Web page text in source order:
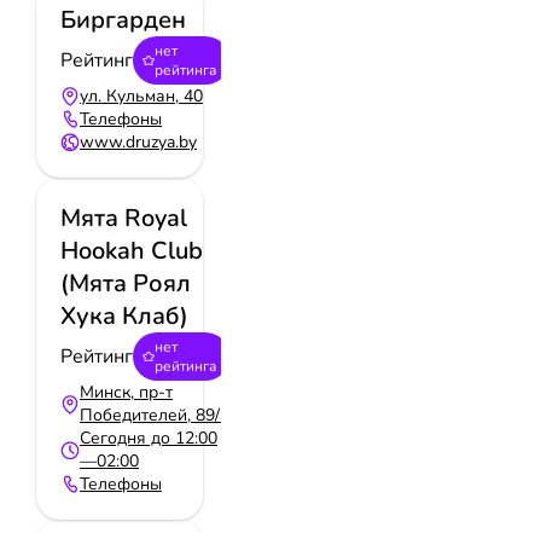
Биргарден
Рейтинг
нет
рейтинга
ул. Кульман, 40
Телефоны
www.druzya.by
Мята Royal
Hookah Club
(Мята Роял
Хука Клаб)
Рейтинг
нет
рейтинга
Минск, пр-т
Победителей, 89/3
Сегодня до 12:00
—02:00
Телефоны